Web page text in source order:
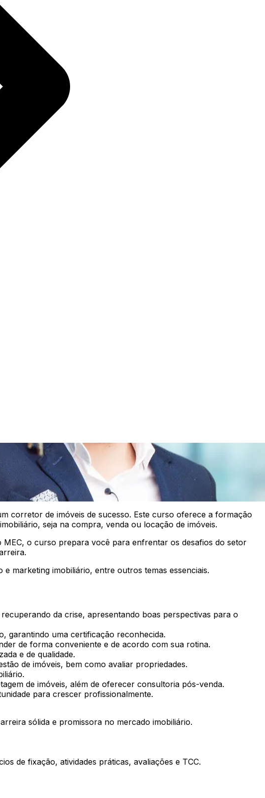
corretor de imóveis de sucesso. Este curso oferece a formação
seja na compra, venda ou locação de imóveis.
o curso prepara você para enfrentar os desafios do setor
marketing imobiliário, entre outros temas essenciais.
da crise, apresentando boas perspectivas para o
garantindo uma certificação reconhecida.
de forma conveniente e de acordo com sua rotina.
e de qualidade.
de imóveis, bem como avaliar propriedades.
de imóveis, além de oferecer consultoria pós-venda.
para crescer profissionalmente.
sólida e promissora no mercado imobiliário.
de fixação, atividades práticas, avaliações e TCC.